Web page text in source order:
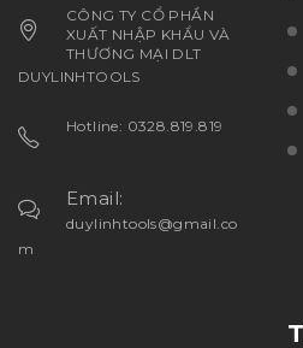
CÔNG TY CỔ PHẦN
XUẤT NHẬP KHẨU VÀ
THƯƠNG MẠI DLT
DUYLINHTOOLS
Hotline: 0328.819.819
Email:
duylinhtools@gmail.co
m